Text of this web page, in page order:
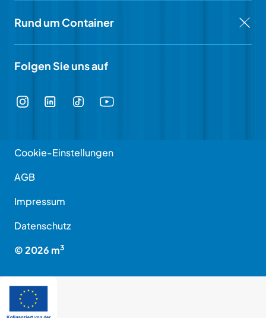
Rund um Container
Folgen Sie uns auf
©2026 m3
Cookie-Einstellungen
AGB
Impressum
Datenschutz